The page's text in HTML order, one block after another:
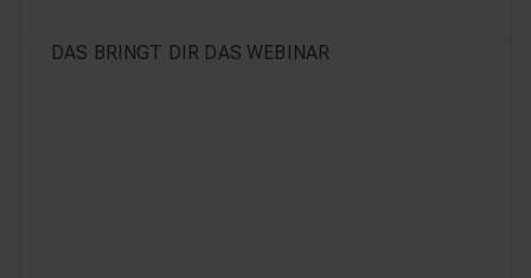
DAS BRINGT DIR DAS WEBINAR